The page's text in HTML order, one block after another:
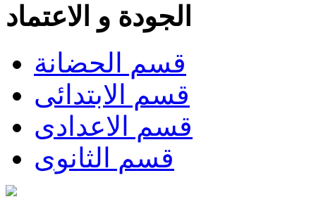
الجودة و الاعتماد
قسم الحضانة
قسم الابتدائى
قسم الاعدادى
قسم الثانوى